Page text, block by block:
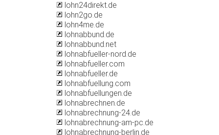
lohn24direkt.de
lohn2go.de
lohn4me.de
lohnabbund.de
lohnabbund.net
lohnabfueller-nord.de
lohnabfueller.com
lohnabfueller.de
lohnabfuellung.com
lohnabfuellungen.de
lohnabrechnen.de
lohnabrechnung-24.de
lohnabrechnung-am-pc.de
lohnabrechnung-berlin.de